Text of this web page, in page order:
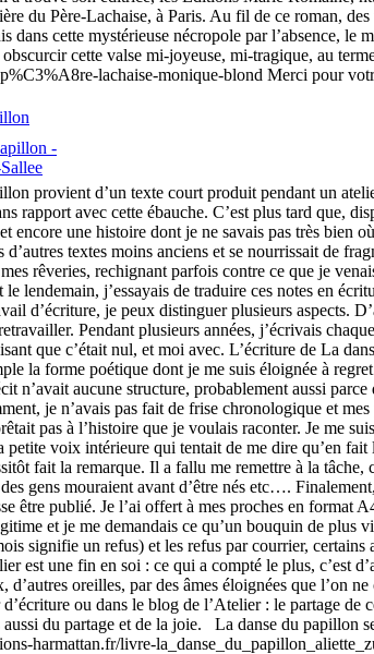
du Père-Lachaise, à Paris. Au fil de ce roman, des
dans cette mystérieuse nécropole par l’absence,
obscurcir cette valse mi-joyeuse, mi-tragique, au
lachaise-monique-blond Merci pour
provient d’un texte court produit pendant un
rapport avec cette ébauche. C’est plus tard que,
encore une histoire dont je ne savais pas très bien
d’autres textes moins anciens et se nourrissait de
rêveries, rechignant parfois contre ce que je
le lendemain, j’essayais de traduire ces notes en
d’écriture, je peux distinguer plusieurs aspects.
Pendant plusieurs années, j’écrivais
que c’était nul, et moi avec. L’écriture de La
la forme poétique dont je me suis éloignée à
n’avait aucune structure, probablement aussi
je n’avais pas fait de frise chronologique et
pas à l’histoire que je voulais raconter. Je me
petite voix intérieure qui tentait de me dire qu’en
fait la remarque. Il a fallu me remettre à la
gens mouraient avant d’être nés etc….
être publié. Je l’ai offert à mes proches en format
et je me demandais ce qu’un bouquin de
signifie un refus) et les refus par courrier,
est une fin en soi : ce qui a compté le plus, c’est
d’autres oreilles, par des âmes éloignées que l’on
ou dans le blog de l’Atelier : le partage de
du partage et de la joie. La danse du papillon
harmattan.fr/livre-